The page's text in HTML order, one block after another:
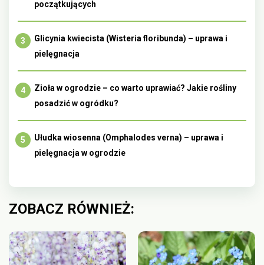
początkujących
Glicynia kwiecista (Wisteria floribunda) – uprawa i
pielęgnacja
Zioła w ogrodzie – co warto uprawiać? Jakie rośliny
posadzić w ogródku?
Ułudka wiosenna (Omphalodes verna) – uprawa i
pielęgnacja w ogrodzie
ZOBACZ RÓWNIEŻ: